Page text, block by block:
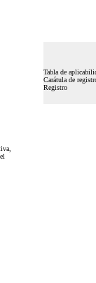
Tabla de
Carátula de
Registro